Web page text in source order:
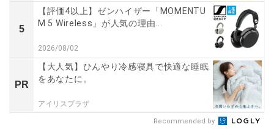
5
【評価4以上】ゼンハイザー「MOMENTU
M 5 Wireless」が人気の理由...
2026/08/02
PR
【大人気】ひんやり冷感寝具で快適な睡眠
をあなたに。
アイリスプラザ
Recommended by